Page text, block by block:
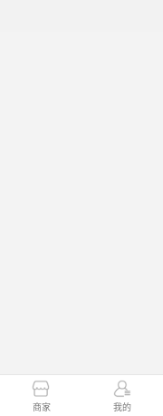
商家 我的